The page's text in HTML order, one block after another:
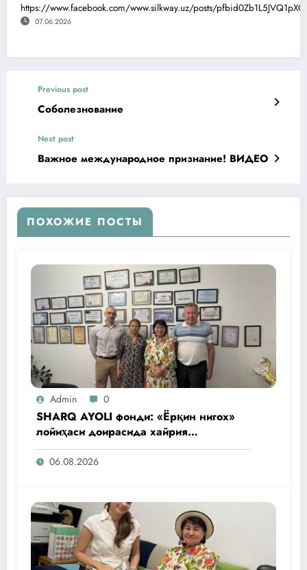
https://www.facebook.com/www.silkway.uz/posts/
07.06.2026
Previous post
Соболезнование
Next post
Важное международное признание! ВИДЕО
ПОХОЖИЕ ПОСТЫ
Admin 0
SHARQ AYOLI фонди: «Ёрқин нигох»
лойиҳаси доирасида хайрия
операциялари ўтказилади
06.08.2026